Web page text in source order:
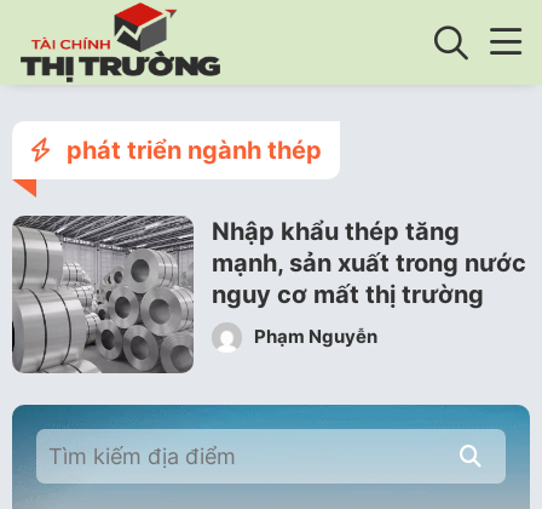
phát triển ngành thép
Nhập khẩu thép tăng
mạnh, sản xuất trong nước
nguy cơ mất thị trường
Phạm Nguyễn